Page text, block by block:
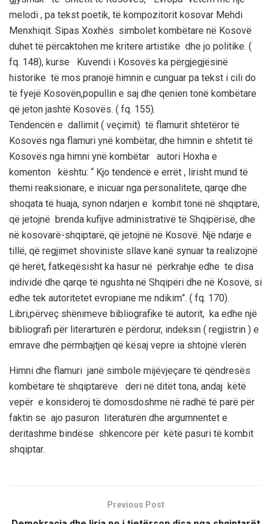
melodi , pa tekst poetik, të kompozitorit kosovar Mehdi
Menxhiqit. Sipas Xoxhës simbolet kombëtare në Kosovë
duhet të përcaktohen me kritere artistike dhe jo politike. (
fq. 148), kurse Kuvendi i Kosovës ka përgjegjësinë
historike të mos pranojë himnin e cunguar pa tekst i cili do
të fyejë Kosovën,popullin e saj dhe qenien tonë kombëtare
që jeton jashtë Kosovës. ( fq. 155).
Tendencën e dallimit ( veçimit) të flamurit shtetëror të
Kosovës nga flamuri ynë kombëtar, dhe himnin e shtetit të
Kosovës nga himni ynë kombëtar autori Hoxha e
komenton kështu: “ Kjo tendencë e errët , lirisht mund të
themi reaksionare, e inicuar nga personalitete, qarqe dhe
shoqata të huaja, synon ndarjen e kombit tonë në shqiptarë,
që jetojnë brenda kufijve administrativë të Shqipërisë, dhe
në kosovarë-shqiptarë, që jetojnë në Kosovë. Një ndarje e
tillë, që regjimet shoviniste sllave kanë synuar ta realizojnë
që herët, fatkeqësisht ka hasur në përkrahje edhe te disa
individë dhe qarqe të ngushta në Shqipëri dhe në Kosovë, si
edhe tek autoritetet evropiane me ndikim”. ( fq. 170).
Libri,përveç shënimeve bibliografike të autorit, ka edhe një
bibliografi për literarturën e përdorur, indeksin ( regjistrin ) e
emrave dhe përmbajtjen që kësaj vepre ia shtojnë vlerën
Himni dhe flamuri janë simbole mijëvjeçare të qëndresës
kombëtare të shqiptarëve deri në ditët tona, andaj këtë
vepër e konsideroj të domosdoshme në radhë të parë për
faktin se ajo pasuron literaturën dhe argumnentet e
deritashme bindëse shkencore për këtë pasuri të kombit
shqiptar.
Previous Post